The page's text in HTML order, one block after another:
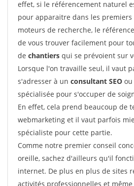
effet, si le référencement naturel
pour apparaitre dans les premiers
moteurs de recherche, le
de vous trouver facilement pour
de chantiers qui se prévoient sur
Lorsque l'on travaille seul, il vaut
s'adresser à un consultant SEO ou
spécialisée pour s'occuper de
En effet, cela prend beaucoup de
webmarketing et il vaut parfois
spécialiste pour cette partie.
Comme notre premier conseil
oreille, sachez d'ailleurs qu'il
internet. De plus en plus de sites
activités professionnelles et